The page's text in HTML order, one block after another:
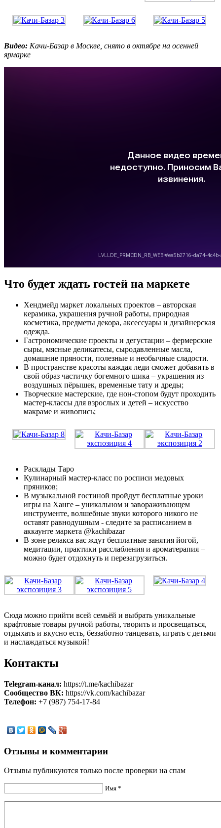
Видео: Качи-Базар в Москве, снято в октябре на осенней
ярмарке
Что будет ждать гостей на маркете
Хендмейд маркет локальных проектов – авторская
керамика, украшения ручной работы, природная
косметика, предметы декора, аксессуары и дизайнерская
одежда.
Гастрономические проекты и дегустации – фермерские
сыры, мясные деликатесы, сыродавленные масла,
домашние пряности, полезные и необычные сладости.
В пространстве красоты каждая леди сможет добавить в
свой образ частичку богемного шика – украшения из
воздушных пёрышек, временные тату и дреды;
Творческие мастерские, где нон-стопом будут проходить
мастер-классы для взрослых и детей – искусство
макраме и живопись;
Расклады Таро
Кулинарный мастер-класс по росписи медовых
пряников;
В музыкальной гостиной пройдут бесплатные уроки
игры на Ханге – уникальном и завораживающем
инструменте, волшебные звуки которого никого не
оставят равнодушным - следите за расписанием в
аккаунте маркета @kachibazar
В зоне релакса вас ждут бесплатные занятия йогой,
медитации, практики расслабления и ароматерапия –
можно будет отдохнуть и перезагрузиться.
Сюда можно прийти всей семьёй и выбрать уникальные
крафтовые товары ручной работы, творить и просвещаться,
отдыхать и вкусно есть, беззаботно танцевать, играть с детьми
и наслаждаться музыкой!
Контакты
Telegram-канал: https://t.me/kachibazar
Сообщество ВК: https://vk.com/kachibazar
Телефон: +7 (987) 754-17-84
Отзывы и комментарии
Отзывы публикуются только после проверки на спам
Имя *